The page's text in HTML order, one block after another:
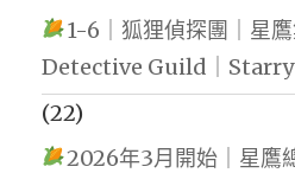
1-6｜狐狸偵探團｜星
Detective Guild｜
(22)
2026年3月開始｜星鷹